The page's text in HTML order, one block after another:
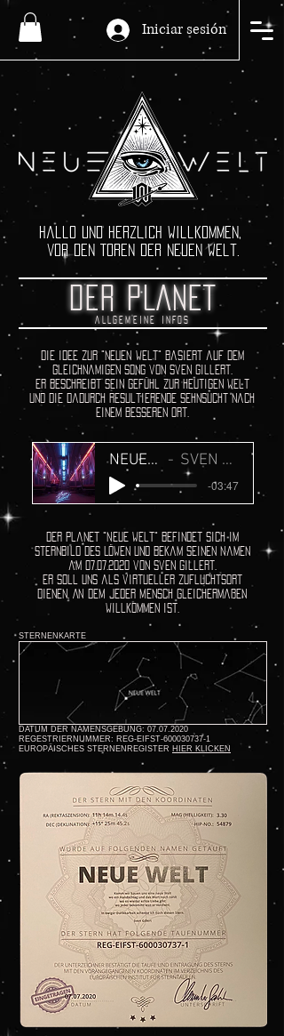
Iniciar sesión
Hallo und herzlich Willkommen,
vor den Toren der neuen Welt.
DER PLANET
ALLGEMEINE INFOS
die IDEE ZUR "neueN welt" basiert auf dem
gleichnamigen song von Sven Gillert.
ER beschreibt sein Gefühl zur heutigen welt
und die dadurch resultierende Sehnsucht nach
einem besseren Ort.
NEUE WELT SVEN GILLERT
-03:47
Der Planet "Neue Welt" befindet sich im
Sternbild des Löwen und bekam seinen Namen
am
07.07.2020
von Sven Gillert.
Er soll uns als virtueller Zufluchtsort
dienen, AN DEM jeder Mensch gleichermaßen
willkommen ist.
STERNENKARTE
DATUM DER NAMENSGEBUNG: 07.07.2020
REGESTRIERNUMMER: REG-EIFST-600030737-1
EUROPÄISCHES STERNENREGISTER HIER KLICKEN